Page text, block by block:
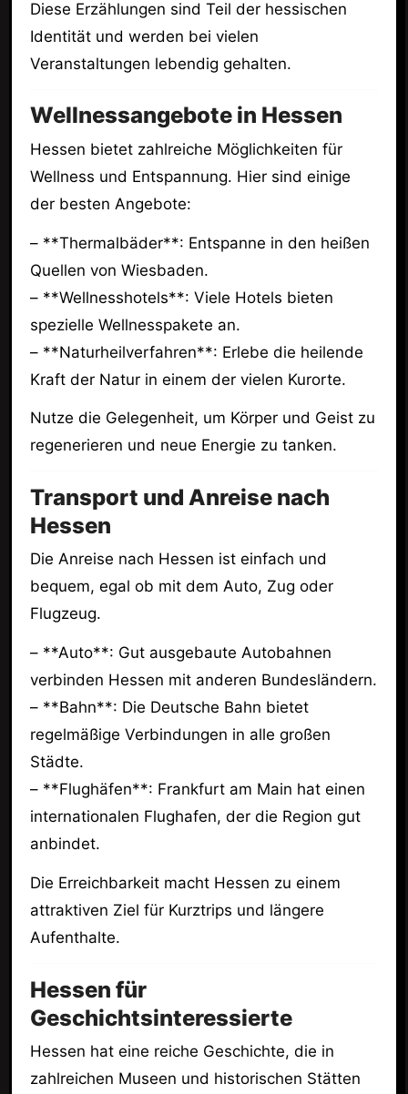
Diese Erzählungen sind Teil der hessischen
Identität und werden bei vielen
Veranstaltungen lebendig gehalten.
Wellnessangebote in Hessen
Hessen bietet zahlreiche Möglichkeiten für
Wellness und Entspannung. Hier sind einige
der besten Angebote:
– **Thermalbäder**: Entspanne in den heißen
Quellen von Wiesbaden.
– **Wellnesshotels**: Viele Hotels bieten
spezielle Wellnesspakete an.
– **Naturheilverfahren**: Erlebe die heilende
Kraft der Natur in einem der vielen Kurorte.
Nutze die Gelegenheit, um Körper und Geist zu
regenerieren und neue Energie zu tanken.
Transport und Anreise nach
Hessen
Die Anreise nach Hessen ist einfach und
bequem, egal ob mit dem Auto, Zug oder
Flugzeug.
– **Auto**: Gut ausgebaute Autobahnen
verbinden Hessen mit anderen Bundesländern.
– **Bahn**: Die Deutsche Bahn bietet
regelmäßige Verbindungen in alle großen
Städte.
– **Flughäfen**: Frankfurt am Main hat einen
internationalen Flughafen, der die Region gut
anbindet.
Die Erreichbarkeit macht Hessen zu einem
attraktiven Ziel für Kurztrips und längere
Aufenthalte.
Hessen für
Geschichtsinteressierte
Hessen hat eine reiche Geschichte, die in
zahlreichen Museen und historischen Stätten